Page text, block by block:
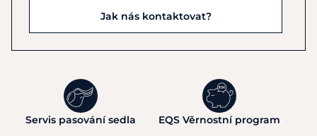
Jak nás kontaktovat?
Servis pasování sedla EQS Věrnostní program